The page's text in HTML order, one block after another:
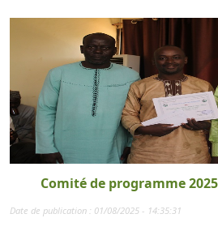
Comité de programme
Date de publication : 01/08/2025 - 14:35:31